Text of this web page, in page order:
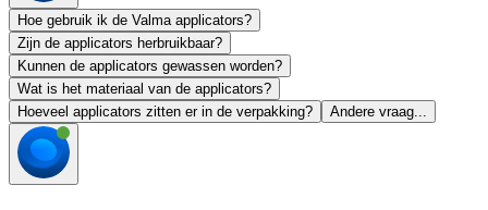
Hoe gebruik ik de Valma applicators?
Zijn de applicators herbruikbaar?
Kunnen de applicators gewassen worden?
Wat is het materiaal van de applicators?
Hoeveel applicators zitten er in de verpakking?
Andere vraag...